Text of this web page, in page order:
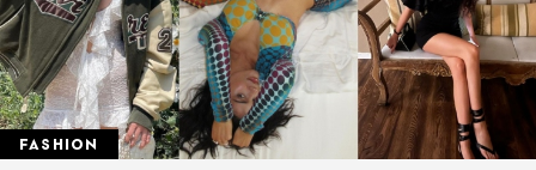
FASHION